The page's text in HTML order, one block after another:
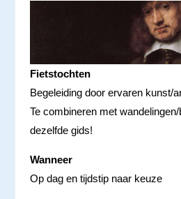
Fietstochten
Begeleiding door ervaren kunst/
Te combineren met
dezelfde gids!
Wanneer
Op dag en tijdstip naar keuze